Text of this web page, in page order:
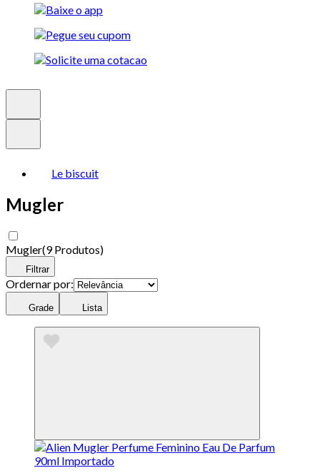
Le biscuit
Mugler
Mugler(9 Produtos)
Filtrar
Ordernar por:
Grade Lista